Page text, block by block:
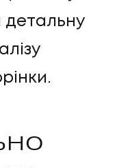
детальну